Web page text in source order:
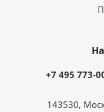
+7 495 773-
143530,